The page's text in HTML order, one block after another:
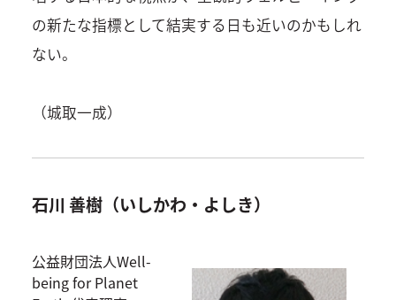
の新たな指標として結実する日も近いのかもしれ
ない。
（城取一成）
石川 善樹（いしかわ・よしき）
公益財団法人Well-
being for Planet